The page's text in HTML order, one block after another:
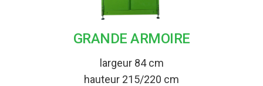
GRANDE ARMOIRE
largeur 84 cm
hauteur 215/220 cm